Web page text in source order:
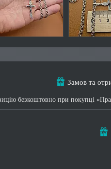
Замов та
безкоштовно при покупці